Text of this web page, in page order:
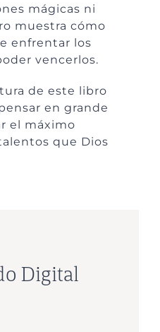
mágicas ni
muestra cómo
enfrentar los
vencerlos.
de este libro
en grande
el máximo
que Dios
Digital